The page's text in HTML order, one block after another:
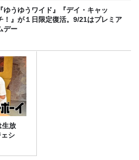
『ゆうゆうワイド』『デイ・キャッ
！』が１日限定復活。9/21はプレミア
デー
生放
シ